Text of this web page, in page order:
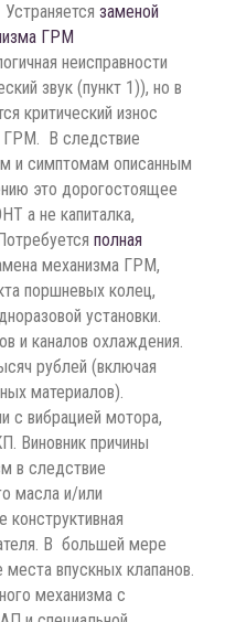
заменой
ГРМ
неисправности
звук (пункт 1)), но в
критический износ
ГРМ. В следствие
и симптомам описанным
это дорогостоящее
а не капиталка,
полная
механизма ГРМ,
поршневых колец,
установки.
и каналов охлаждения.
рублей (включая
материалов).
с вибрацией мотора,
Виновник причины
в следствие
масла и/или
конструктивная
В большей мере
впускных клапанов.
механизма с